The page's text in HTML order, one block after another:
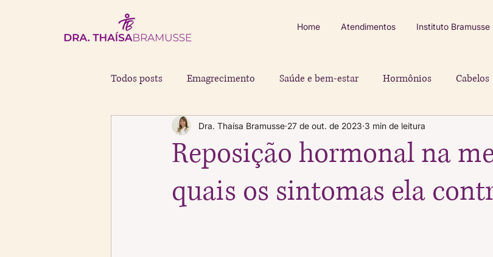
Home Atendimentos Instituto Bramusse
Todos posts Emagrecimento Saúde e bem-estar Hormônios Cabelos
Saúde da Mulher Tireoide
Reposição hormonal na
quais os sintomas ela
Dra. Thaísa Bramusse 27 de out. de 2023 3 min de leitura